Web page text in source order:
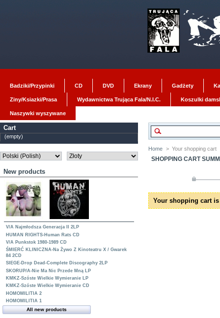
Badziki/Przypinki CD DVD Ekrany Gadżety
Ziny/Ksiazki/Prasa Wydawnictwa Trująca Fala/N.I.C. Koszulki
Naszywki wyszywane
Cart
(empty)
New products
V/A Najmłodsza Generacja II 2LP
HUMAN RIGHTS-Human Rats CD
V/A Punkstok 1980-1989 CD
ŚMIERĆ KLINICZNA-Na Żywo Z Kinoteatru X / Gwarek
84 2CD
SIEGE-Drop Dead-Complete Discography 2LP
SKORUP/A-Nie Ma Nic Przede Mną LP
KMKZ-Szóste Wielkie Wymieranie LP
KMKZ-Szóste Wielkie Wymieranie CD
HOMOMILITIA 2
HOMOMILITIA 1
All new products
Home > Your shopping cart
SHOPPING CART
Your shopping cart